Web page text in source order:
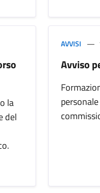
la
del
AVVISI
Avviso